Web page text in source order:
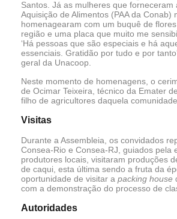
Santos. Já as mulheres que forneceram
Aquisição de Alimentos (PAA da Conab)
homenagearam com um buquê de
região e uma placa que muito me
‘Há pessoas que são especiais e há
essenciais. Gratidão por tudo e por
geral da Unacoop.
Neste momento de homenagens, o
de Ocimar Teixeira, técnico da Emater
filho de agricultores daquela comunidade.
Visitas
Durante a Assembleia, os convidados
Consea-Rio e Consea-RJ, guiados pela
produtores locais, visitaram produções
de caqui, esta última sendo a fruta da
oportunidade de visitar a packing house
com a demonstração do processo de
Autoridades